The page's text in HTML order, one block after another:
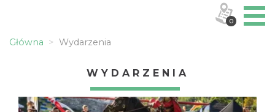
Główna Wydarzenia
WYDARZENIA
0